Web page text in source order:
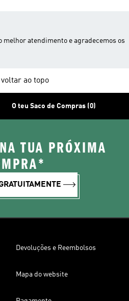
melhor atendimento e agradecemos os
voltar ao topo
O teu Saco de Compras (0)
TUA PRÓXIMA
Devoluções e Reembolsos
Mapa do website